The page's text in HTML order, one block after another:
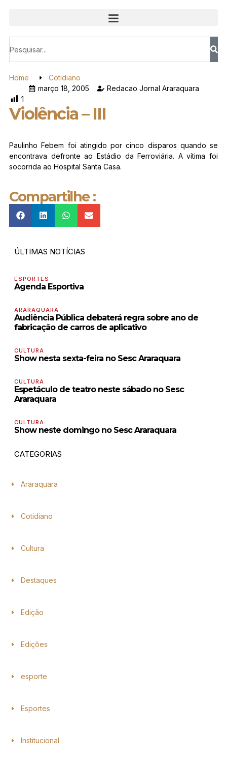
Home
Cotidiano
março 18, 2005
Redacao Jornal Araraquara
1
Violência – III
Paulinho Febem foi atingido por cinco disparos quando se
encontrava defronte ao Estádio da Ferroviária. A vítima foi
socorrida ao Hospital Santa Casa.
Compartilhe :
ÚLTIMAS NOTÍCIAS
ESPORTES
Agenda Esportiva
ARARAQUARA
Audiência Pública debaterá regra sobre ano de
fabricação de carros de aplicativo
CULTURA
Show nesta sexta-feira no Sesc Araraquara
CULTURA
Espetáculo de teatro neste sábado no Sesc
Araraquara
CULTURA
Show neste domingo no Sesc Araraquara
CATEGORIAS
Araraquara
Cotidiano
Cultura
Destaques
Edição
Edições
esporte
Esportes
Institucional